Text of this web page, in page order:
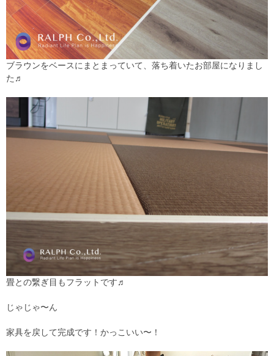
ブラウンをベースにまとまっていて、落ち着いたお部屋になりまし
た♬
畳との繋ぎ目もフラットです♬
じゃじゃ〜ん
家具を戻して完成です！かっこいい〜！